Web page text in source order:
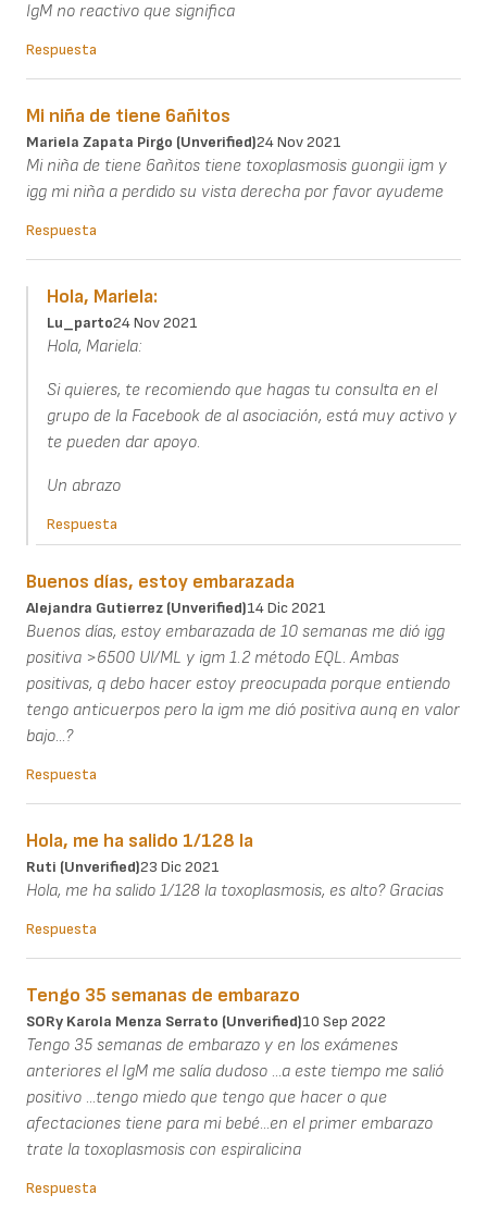
IgM no reactivo que significa
Respuesta
Mi niña de tiene 6añitos
Mariela Zapata Pirgo (unverified)24 Nov 2021
Mi niña de tiene 6añitos tiene toxoplasmosis guongii igm y
igg mi niña a perdido su vista derecha por favor ayudeme
Respuesta
Hola, Mariela:
Lu_parto24 Nov 2021
Hola, Mariela:
Si quieres, te recomiendo que hagas tu consulta en el
grupo de la Facebook de al asociación, está muy activo y
te pueden dar apoyo.
Un abrazo
Respuesta
Buenos días, estoy embarazada
Alejandra Gutierrez (unverified)14 Dic 2021
Buenos días, estoy embarazada de 10 semanas me dió igg
positiva >6500 Ul/ML y igm 1.2 método EQL. Ambas
positivas, q debo hacer estoy preocupada porque entiendo
tengo anticuerpos pero la igm me dió positiva aunq en valor
bajo...?
Respuesta
Hola, me ha salido 1/128 la
Ruti (unverified)23 Dic 2021
Hola, me ha salido 1/128 la toxoplasmosis, es alto? Gracias
Respuesta
Tengo 35 semanas de embarazo
SORy Karola Menza Serrato (unverified)10 Sep 2022
Tengo 35 semanas de embarazo y en los exámenes
anteriores el IgM me salía dudoso ...a este tiempo me salió
positivo ...tengo miedo que tengo que hacer o que
afectaciones tiene para mi bebé...en el primer embarazo
trate la toxoplasmosis con espiralicina
Respuesta